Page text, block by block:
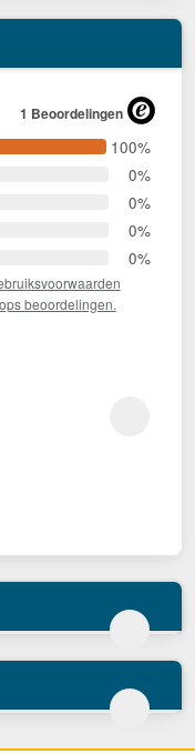
1 Beoordelingen
100%
0%
0%
0%
0%
beoordelingen.